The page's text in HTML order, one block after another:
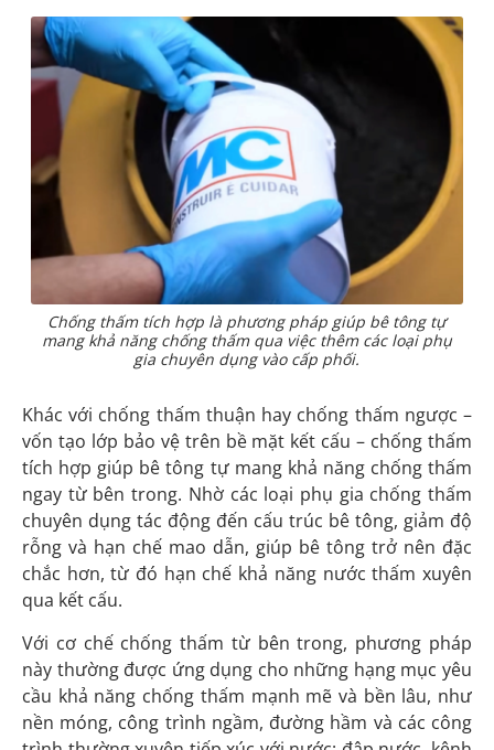
Chống thấm tích hợp là phương pháp giúp bê tông tự
mang khả năng chống thấm qua việc thêm các loại phụ
gia chuyên dụng vào cấp phối.
Khác với chống thấm thuận hay chống thấm ngược –
vốn tạo lớp bảo vệ trên bề mặt kết cấu – chống thấm
tích hợp giúp bê tông tự mang khả năng chống thấm
ngay từ bên trong. Nhờ các loại phụ gia chống thấm
chuyên dụng tác động đến cấu trúc bê tông, giảm độ
rỗng và hạn chế mao dẫn, giúp bê tông trở nên đặc
chắc hơn, từ đó hạn chế khả năng nước thấm xuyên
qua kết cấu.
Với cơ chế chống thấm từ bên trong, phương pháp
này thường được ứng dụng cho những hạng mục yêu
cầu khả năng chống thấm mạnh mẽ và bền lâu, như
nền móng, công trình ngầm, đường hầm và các công